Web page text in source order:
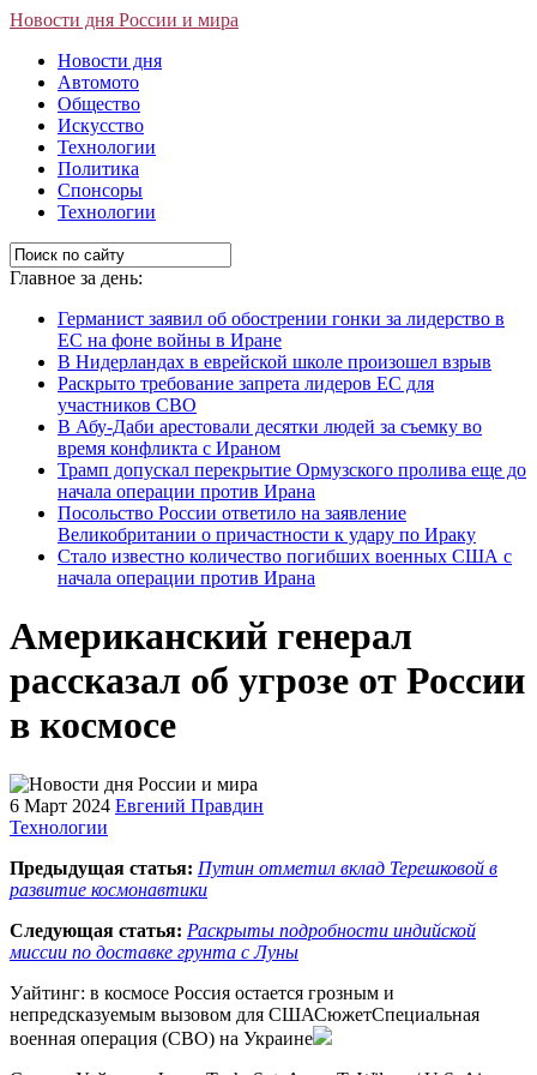
Новости дня России и мира
Новости дня
Автомото
Общество
Искусство
Технологии
Политика
Спонсоры
Технологии
Главное за день:
Германист заявил об обострении гонки за лидерство в
ЕС на фоне войны в Иране
В Нидерландах в еврейской школе произошел взрыв
Раскрыто требование запрета лидеров ЕС для
участников СВО
В Абу-Даби арестовали десятки людей за съемку во
время конфликта с Ираном
Трамп допускал перекрытие Ормузского пролива еще до
начала операции против Ирана
Посольство России ответило на заявление
Великобритании о причастности к удару по Ираку
Стало известно количество погибших военных США с
начала операции против Ирана
Американский генерал
рассказал об угрозе от России
в космосе
6 Март 2024 Евгений Правдин
Технологии
Предыдущая статья: Путин отметил вклад Терешковой в
развитие космонавтики
Следующая статья: Раскрыты подробности индийской
миссии по доставке грунта с Луны
Уайтинг: в космосе Россия остается грозным и
непредсказуемым вызовом для СШАСюжетСпециальная
военная операция (СВО) на Украине